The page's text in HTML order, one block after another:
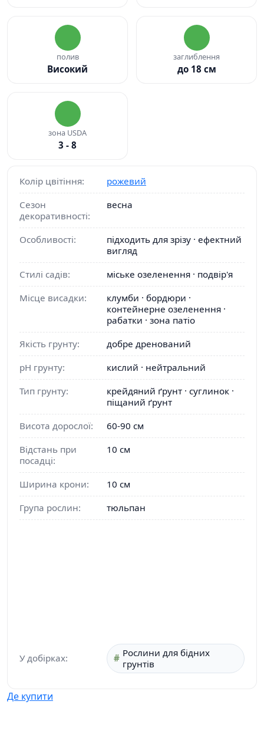
полив
Високий
заглиблення
до 18 см
зона USDA
3 - 8
Колір цвітіння:
рожевий
Сезон
декоративності:
весна
Особливості:
підходить для зрізу · ефектний
вигляд
Стилі садів:
міське озеленення · подвір'я
Місце висадки:
клумби · бордюри ·
контейнерне озеленення ·
рабатки · зона патіо
Якість грунту:
добре дренований
pH грунту:
кислий · нейтральний
Тип грунту:
крейдяний ґрунт · суглинок ·
піщаний ґрунт
Висота дорослої:
60-90 см
Відстань при
посадці:
10 см
Ширина крони:
10 см
Група рослин:
тюльпан
У добірках:
Рослини для бідних
грунтів
Де купити